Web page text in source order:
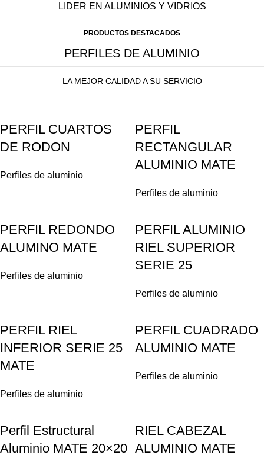
LIDER EN ALUMINIOS Y VIDRIOS
PRODUCTOS DESTACADOS
PERFILES DE ALUMINIO
LA MEJOR CALIDAD A SU SERVICIO
PERFIL CUARTOS
DE RODON
Perfiles de aluminio
PERFIL
RECTANGULAR
ALUMINIO MATE
Perfiles de aluminio
PERFIL REDONDO
ALUMINO MATE
Perfiles de aluminio
PERFIL ALUMINIO
RIEL SUPERIOR
SERIE 25
Perfiles de aluminio
PERFIL RIEL
INFERIOR SERIE 25
MATE
Perfiles de aluminio
PERFIL CUADRADO
ALUMINIO MATE
Perfiles de aluminio
Perfil Estructural
Aluminio MATE 20×20
RIEL CABEZAL
ALUMINIO MATE